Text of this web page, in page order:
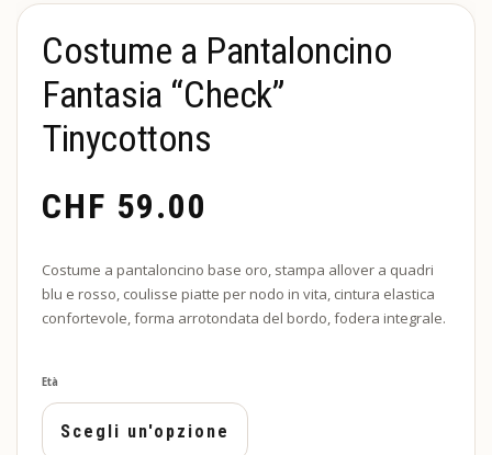
Costume a Pantaloncino
Fantasia “Check”
Tinycottons
CHF 59.00
Costume a pantaloncino base oro, stampa allover a quadri
blu e rosso, coulisse piatte per nodo in vita, cintura elastica
confortevole, forma arrotondata del bordo, fodera integrale.
Età